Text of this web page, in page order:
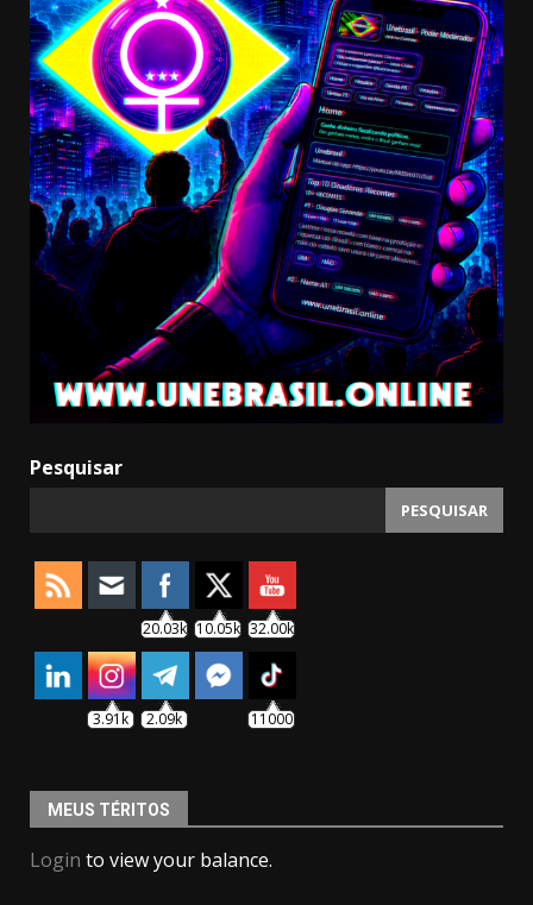
Pesquisar
PESQUISAR
20.03k 10.05k 32.00k
3.91k 2.09k 11000
MEUS TÉRITOS
Login to view your balance.